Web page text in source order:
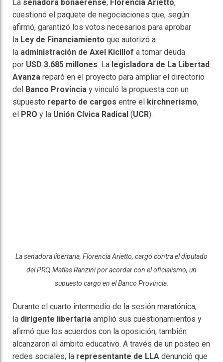
La senadora bonaerense, Florencia Arietto,
cuestionó el paquete de negociaciones que, según
afirmó, garantizó los votos necesarios para aprobar
la Ley de Financiamiento que autorizó a
la administración de Axel Kicillof a tomar deuda
por USD 3.685 millones. La legisladora de La Libertad
Avanza reparó en el proyecto para ampliar el directorio
del Banco Provincia y vinculó la propuesta con un
supuesto reparto de cargos entre el kirchnerismo,
el PRO y la Unión Cívica Radical (UCR).
La senadora libertaria, Florencia Arietto, cargó contra el diputado
del PRO, Matías Ranzini por acordar con el oficialismo, un
supuesto cargo en el Banco Provincia.
Durante el cuarto intermedio de la sesión maratónica,
la dirigente libertaria amplió sus cuestionamientos y
afirmó que los acuerdos con la oposición, también
alcanzaron al ámbito educativo. A través de un posteo en
redes sociales, la representante de LLA denunció que